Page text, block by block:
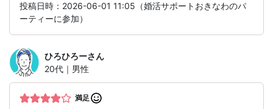
投稿日時：2026-06-01 11:05（婚活サポートおきなわのパ
ーティーに参加）
ひろひろーさん
20代｜男性
満足